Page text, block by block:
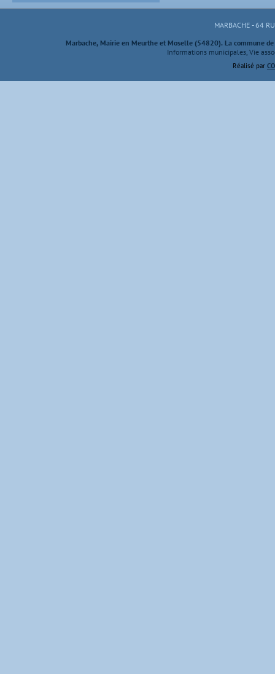
MARBACHE - 64
Marbache, Mairie en Meurthe et Moselle (54820). La commune
Informations municipales, Vie
Réalisé par